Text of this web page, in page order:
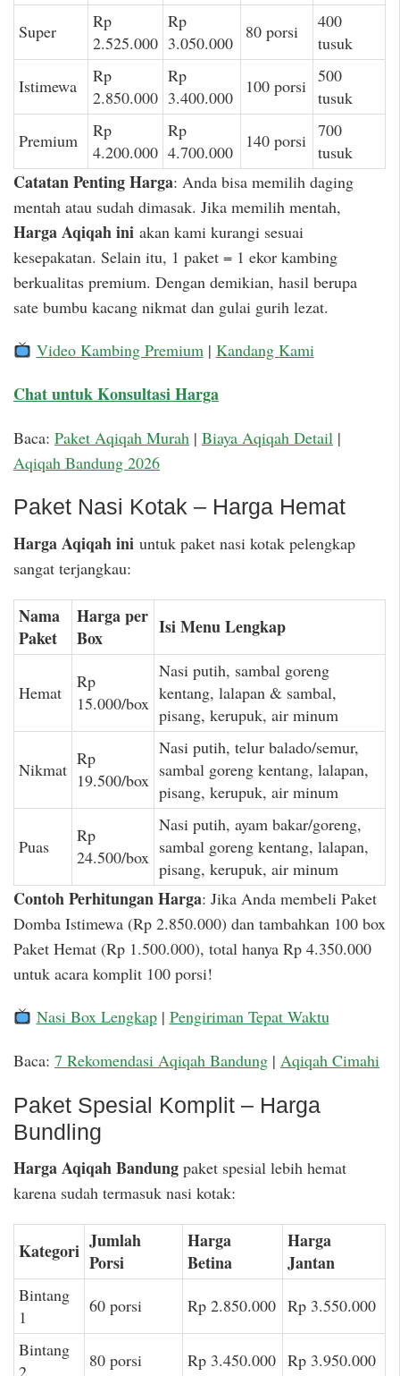
Super
Rp
2.525.000
Rp
3.050.000
80 porsi
400
tusuk
Istimewa
Rp
2.850.000
Rp
3.400.000
100 porsi 500
tusuk
Premium
Rp
4.200.000
Rp
4.700.000
140 porsi 700
tusuk
Catatan Penting Harga: Anda bisa memilih daging
mentah atau sudah dimasak. Jika memilih mentah,
Harga Aqiqah ini akan kami kurangi sesuai
kesepakatan. Selain itu, 1 paket = 1 ekor kambing
berkualitas premium. Dengan demikian, hasil berupa
sate bumbu kacang nikmat dan gulai gurih lezat.
Video Kambing Premium| Kandang Kami
Chat untuk Konsultasi Harga
Baca: Paket Aqiqah Murah | Biaya Aqiqah Detail |
Aqiqah Bandung 2026
Paket Nasi Kotak – Harga Hemat
Harga Aqiqah ini untuk paket nasi kotak pelengkap
sangat terjangkau:
Nama
Paket
Harga per
Box
Isi Menu Lengkap
Hemat
Rp
15.000/box
Nasi putih, sambal goreng
kentang, lalapan & sambal,
pisang, kerupuk, air minum
Nikmat
Rp
19.500/box
Nasi putih, telur balado/semur,
sambal goreng kentang, lalapan,
pisang, kerupuk, air minum
Puas
Rp
24.500/box
Nasi putih, ayam bakar/goreng,
sambal goreng kentang, lalapan,
pisang, kerupuk, air minum
Contoh Perhitungan Harga: Jika Anda membeli Paket
Domba Istimewa (Rp 2.850.000) dan tambahkan 100 box
Paket Hemat (Rp 1.500.000), total hanya Rp 4.350.000
untuk acara komplit 100 porsi!
Nasi Box Lengkap| Pengiriman Tepat Waktu
Baca: 7 Rekomendasi Aqiqah Bandung | Aqiqah Cimahi
Paket Spesial Komplit – Harga
Bundling
Harga Aqiqah Bandung paket spesial lebih hemat
karena sudah termasuk nasi kotak:
Kategori Jumlah
Porsi
Harga
Betina
Harga
Jantan
Bintang
1
60 porsi Rp 2.850.000 Rp 3.550.000
Bintang
2
80 porsi Rp 3.450.000 Rp 3.950.000